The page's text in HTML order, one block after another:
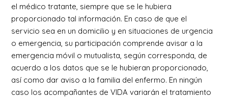
el médico tratante, siempre que se le hubiera
proporcionado tal información. En caso de que el
servicio sea en un domicilio y en situaciones de urgencia
o emergencia, su participación comprende avisar a la
emergencia móvil o mutualista, según corresponda, de
acuerdo a los datos que se le hubieran proporcionado,
así como dar aviso a la familia del enfermo. En ningún
caso los acompañantes de VIDA variarán el tratamiento